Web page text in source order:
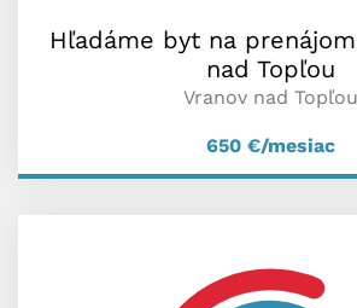
Hľadáme byt na
nad Topľou
Vranov nad Topľou
650 €/mesiac